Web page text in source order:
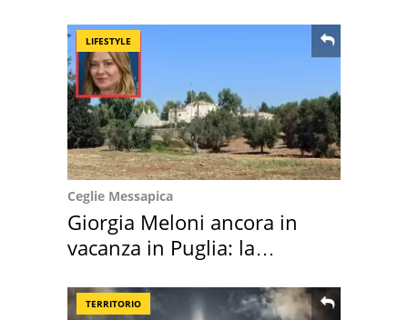
LIFESTYLE
Ceglie Messapica
Giorgia Meloni ancora in
vacanza in Puglia: la
TERRITORIO